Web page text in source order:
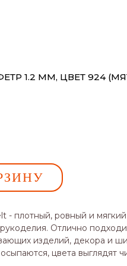
1.2 ММ, ЦВЕТ 924
- плотный, ровный и
Отлично
изделий, декора и
цвета выглядят